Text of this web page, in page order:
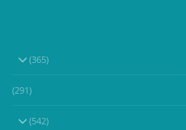
(365)
(291)
(542)